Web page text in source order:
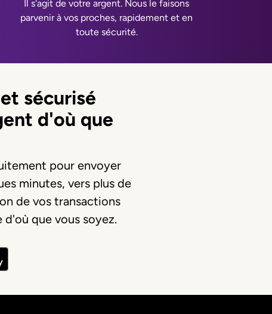
Il s'agit de votre argent. Nous le faisons
parvenir à vos proches, rapidement et en
toute sécurité.
sécurisé
d'où que
pour envoyer
minutes, vers plus de
de vos transactions
que vous soyez.